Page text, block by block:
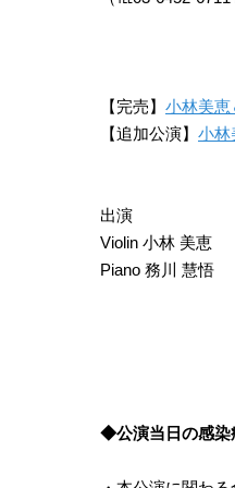
【完売】 小林美恵
【追加公演】 小林
出演
Violin 小林 美恵
Piano 務川 慧悟
◆公演当日の感染